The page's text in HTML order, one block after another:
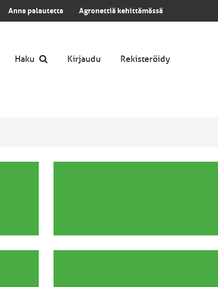
Anna palautetta Agronettiä kehittämässä
Haku Kirjaudu Rekisteröidy